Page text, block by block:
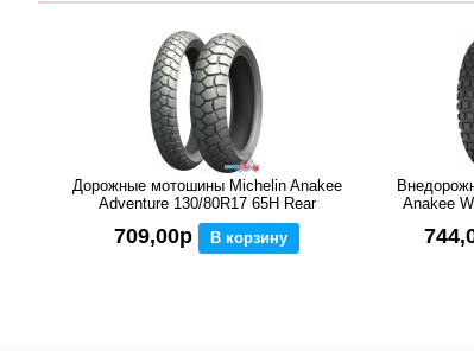
Дорожные мотошины Michelin Anakee
Adventure 130/80R17 65H Rear
709,00р В корзину
Anakee